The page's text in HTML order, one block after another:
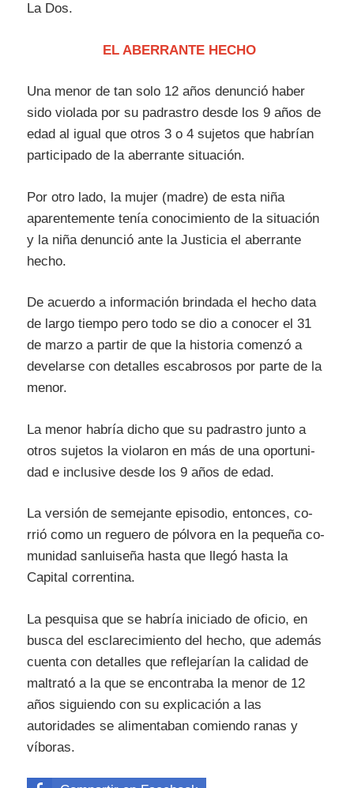
La Dos.
EL ABERRANTE HECHO
Una menor de tan solo 12 años denunció haber
sido violada por su padrastro desde los 9 años de
edad al igual que otros 3 o 4 sujetos que habrían
participado de la aberrante situación.
Por otro lado, la mujer (madre) de esta niña
aparentemente tenía conocimiento de la situación
y la niña denunció ante la Justicia el aberrante
hecho.
De acuer­do a in­for­ma­ción brindada el hecho data
de largo tiempo pero todo se dio a conocer el 31
de marzo a partir de que la historia comenzó a
develarse con detalles escabrosos por parte de la
menor.
La me­nor ha­bría di­cho que su padrastro junto a
otros sujetos la vio­laron en más de una opor­tu­ni­
dad e inclusive desde los 9 años de edad.
La ver­sión de se­me­jan­te epi­so­dio, en­ton­ces, co­
rrió co­mo un re­gue­ro de pól­vo­ra en la pe­que­ña co­
mu­ni­dad sanluiseña has­ta que lle­gó hasta la
Capital correntina.
La pes­qui­sa que se ha­brí­a ini­cia­do de ofi­cio, en
bus­ca del es­cla­re­ci­mien­to del he­cho, que además
cuenta con detalles que reflejarían la calidad de
maltrató a la que se encontraba la menor de 12
años siguiendo con su explicación a las
autoridades se alimentaban comiendo ranas y
víboras.